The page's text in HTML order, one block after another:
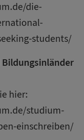
die-
students/
hier:
studium-
einschreiben/